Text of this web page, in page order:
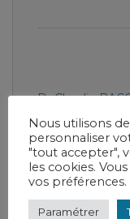
Dr Claudio
Dr Philippe JAN
Dr Alexandre
Dr André
Dr Arthur
Nous utilisons
personnaliser
"tout accepter",
les cookies.
vos préférences.
Paramétrer